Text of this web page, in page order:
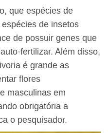
que espécies de
de insetos
de possuir genes que
fertilizar. Além disso,
é grande as
flores
masculinas em
obrigatória a
o pesquisador.